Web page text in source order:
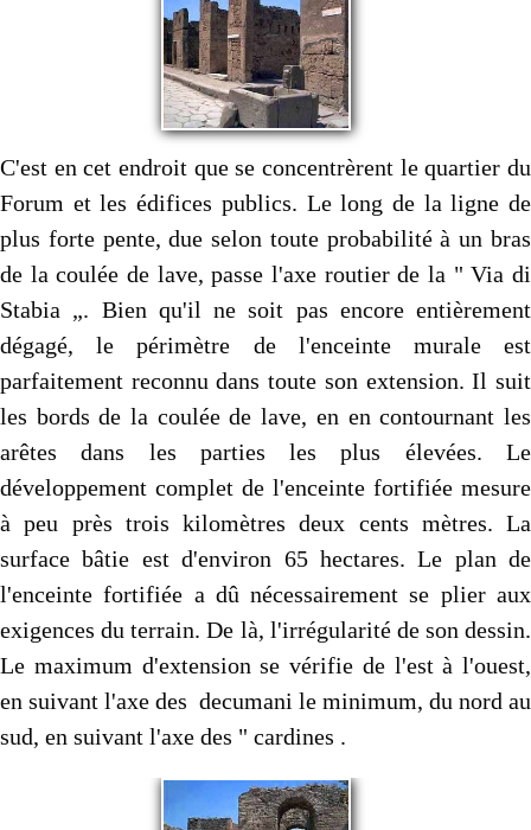
C'est en cet endroit que se concentrèrent le quartier du
Forum et les édifices publics. Le long de la ligne de
plus forte pente, due selon toute probabilité à un bras
de la coulée de lave, passe l'axe routier de la " Via di
Stabia „. Bien qu'il ne soit pas encore entièrement
dégagé, le périmètre de l'enceinte murale est
parfaitement reconnu dans toute son extension. Il suit
les bords de la coulée de lave, en en contournant les
arêtes dans les parties les plus élevées. Le
développement complet de l'enceinte fortifiée mesure
à peu près trois kilomètres deux cents mètres. La
surface bâtie est d'environ 65 hectares. Le plan de
l'enceinte fortifiée a dû nécessairement se plier aux
exigences du terrain. De là, l'irrégularité de son dessin.
Le maximum d'extension se vérifie de l'est à l'ouest,
en suivant l'axe des decumani le minimum, du nord au
sud, en suivant l'axe des " cardines .